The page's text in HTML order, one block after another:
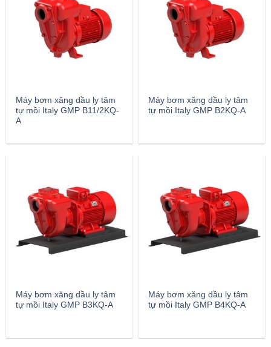
Máy bơm xăng dầu ly tâm
tự mồi Italy GMP B11/2KQ-
A
Máy bơm xăng dầu ly tâm
tự mồi Italy GMP B2KQ-A
Máy bơm xăng dầu ly tâm
tự mồi Italy GMP B3KQ-A
Máy bơm xăng dầu ly tâm
tự mồi Italy GMP B4KQ-A